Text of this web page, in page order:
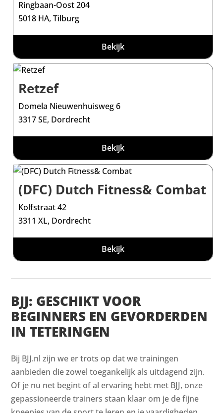
Ringbaan-Oost 204
5018 HA, Tilburg
Bekijk
Retzef
Domela Nieuwenhuisweg 6
3317 SE, Dordrecht
Bekijk
(DFC) Dutch Fitness& Combat
Kolfstraat 42
3311 XL, Dordrecht
Bekijk
BJJ: GESCHIKT VOOR
BEGINNERS EN GEVORDERDEN
IN TETERINGEN
Bij BJJ.nl zijn we er trots op dat we trainingen
aanbieden die zowel toegankelijk als uitdagend zijn.
Of je nu net begint of al ervaring hebt met BJJ, onze
gepassioneerde trainers staan klaar om je de fijne